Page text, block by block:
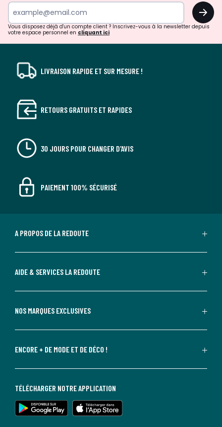
OK
Vous disposez déjà d'un compte client ? Inscrivez-vous à la newsletter depuis
votre espace personnel en cliquant ici
LIVRAISON RAPIDE ET SUR MESURE !
RETOURS GRATUITS ET RAPIDES
30 JOURS POUR CHANGER D'AVIS
PAIEMENT 100% SÉCURISÉ
A PROPOS DE LA REDOUTE
AIDE & SERVICES LA REDOUTE
NOS MARQUES EXCLUSIVES
ENCORE + DE MODE ET DE DÉCO !
TÉLÉCHARGER NOTRE APPLICATION